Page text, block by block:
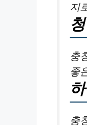
지
충
좋
충